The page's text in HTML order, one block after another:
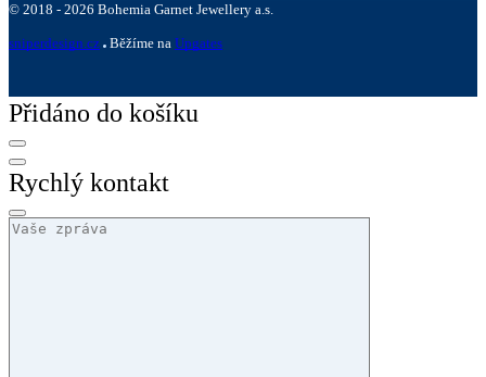
© 2018 - 2026 Bohemia Garnet Jewellery a.s.
sniperdesign.cz Běžíme na Upgates
Přidáno do košíku
Rychlý kontakt